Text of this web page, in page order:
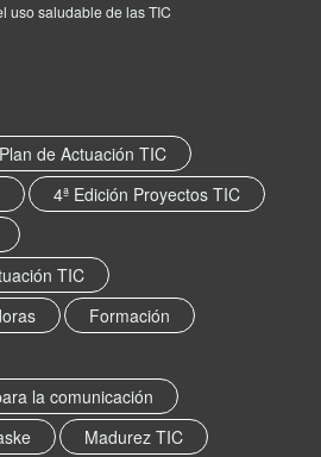
uso saludable de las TIC
de Actuación TIC
4ª Edición Proyectos TIC
TIC
Formación
la comunicación
Madurez TIC